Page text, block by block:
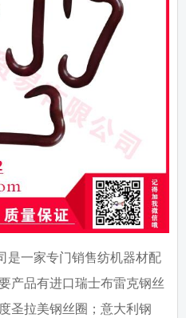
是一家专门销售纺机器材配
产品有进口瑞士布雷克钢丝
圣拉美钢丝圈；意大利钢